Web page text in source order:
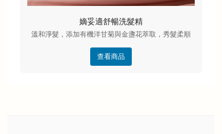
嫡妥適舒暢洗髮精
溫和淨髮，添加有機洋甘菊與金盞花萃取，秀髮柔順
查看商品